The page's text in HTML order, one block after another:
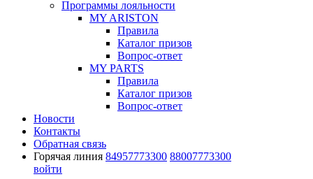
Программы лояльности
MY ARISTON
Правила
Каталог призов
Вопрос-ответ
MY PARTS
Правила
Каталог призов
Вопрос-ответ
Новости
Контакты
Обратная связь
Горячая линия 84957773300 88007773300
войти